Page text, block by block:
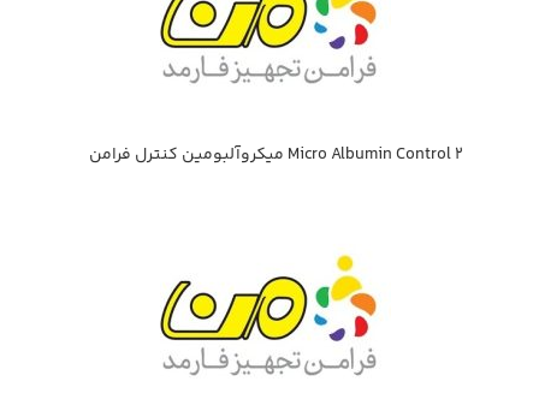
Micro Albumin Control 2 ميكروآلبومين كنترل فرامن